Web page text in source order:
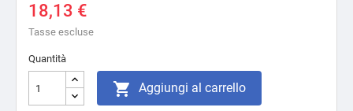
18,13 €
Tasse escluse
Quantità
 Aggiungi al carrello